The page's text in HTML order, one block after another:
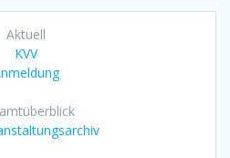
Aktuell
KVV